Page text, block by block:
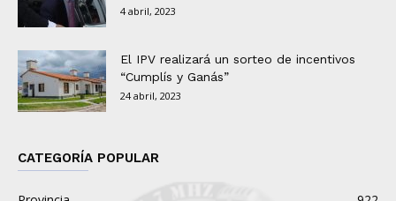
4 abril, 2023
El IPV realizará un sorteo de incentivos
“Cumplís y Ganás”
24 abril, 2023
CATEGORÍA POPULAR